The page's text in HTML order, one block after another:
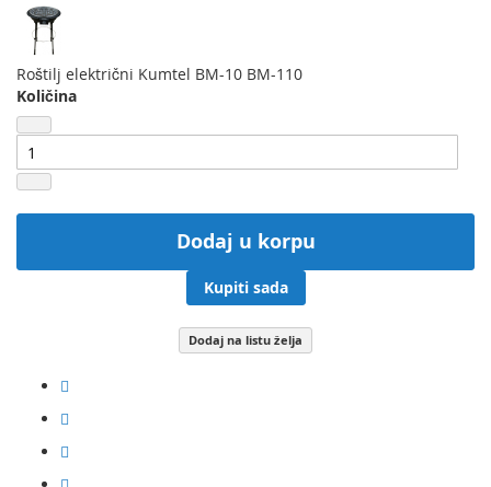
Roštilj električni Kumtel BM-10 BM-110
Količina
Dodaj u korpu
Kupiti sada
Dodaj na listu želja